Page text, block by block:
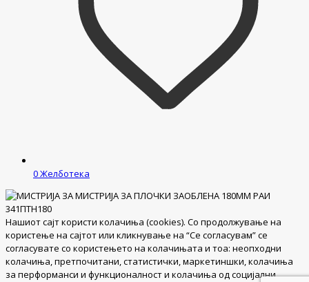
0Желботека
Нашиот сајт користи колачиња (cookies). Со продолжување на
користење на сајтот или кликнување на “Се согласувам” се
согласувате со користењето на колачињата и тоа: неопходни
колачиња, претпочитани, статистички, маркетиншки, колачиња
за перформанси и функционалност и колачиња од социјални